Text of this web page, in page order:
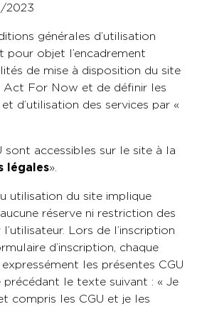
2023
générales d’utilisation
pour objet l’encadrement
de mise à disposition du site
Act For Now et de définir les
d’utilisation des services par «
sont accessibles sur le site à la
légales».
utilisation du site implique
réserve ni restriction des
Lors de l’inscription
d’inscription, chaque
les présentes CGU
le texte suivant : « Je
compris les CGU et je les